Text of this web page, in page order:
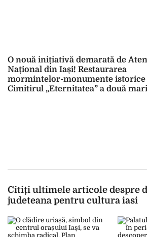
O nouă inițiativă demarată de
Național din Iași! Restaurarea
mormintelor-monumente istorice
Cimitirul „Eternitatea” a două mari
Citiți ultimele articole despre
judeteana pentru cultura iasi